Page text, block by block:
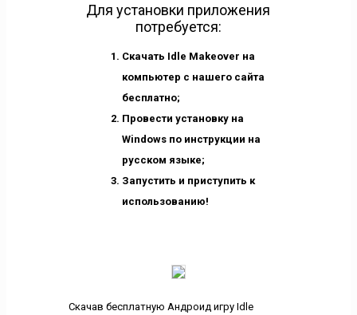
Для установки приложения
потребуется:
Скачать Idle Makeover на
компьютер с нашего сайта
бесплатно;
Провести установку на
Windows по инструкции на
русском языке;
Запустить и приступить к
использованию!
Скачав бесплатную Андроид игру Idle